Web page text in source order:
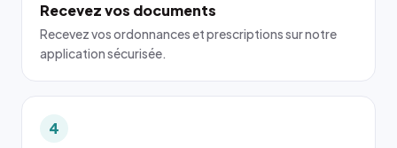
Recevez vos documents
Recevez vos ordonnances et prescriptions sur notre
application sécurisée.
4